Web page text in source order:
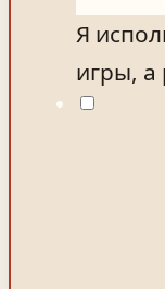
Я
игры, а